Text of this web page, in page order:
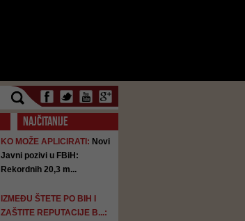
NAJČITANIJE
KO MOŽE APLICIRATI: Novi
Javni pozivi u FBiH:
Rekordnih 20,3 m...
IZMEĐU ŠTETE PO BIH I
ZAŠTITE REPUTACIJE B...: